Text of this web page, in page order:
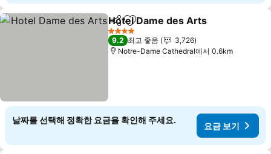
공유 즐겨찾기에 추가
Hotel Dame des Arts
4 성급
9.2 최고 좋음
3,726
Notre-Dame Cathedral에서 0.6km
날짜를 선택해 정확한 요금을 확인해 주세요.
요금 보기